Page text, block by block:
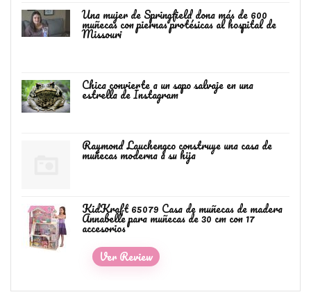
Una mujer de Springfield dona más de 600
muñecas con piernas protésicas al hospital de
Missouri
Chica convierte a un sapo salvaje en una
estrella de Instagram
Raymond Lauchengco construye una casa de
muñecas moderna a su hija
KidKraft 65079 Casa de muñecas de madera
Annabelle para muñecas de 30 cm con 17
accesorios
Ver Review